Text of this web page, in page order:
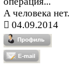
А человека нет.
04.09.2014